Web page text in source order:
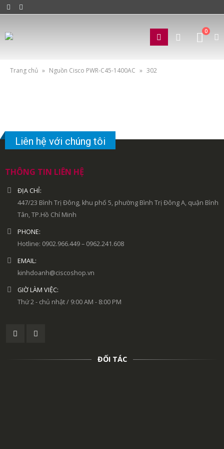
0
Trang chủ » Nguồn Cisco PWR-C45-1400AC » 302
Liên hệ với chúng tôi
THÔNG TIN LIÊN HỆ
ĐỊA CHỈ:
447/23 Bình Trị Đông, khu phố 5, phường Bình Trị Đông A, quận Bình
Tân, TP.Hồ Chí Minh
PHONE:
Hotline: 0902.966.449 – 0962.241.608
EMAIL:
kinhdoanh@ciscoshop.vn
GIỜ LÀM VIỆC:
Thứ 2 - chủ nhật / 9:00 AM - 8:00 PM
ĐỐI TÁC